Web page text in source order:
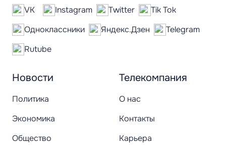
Новости
Политика
Экономика
Общество
Телекомпания
О нас
Контакты
Карьера
VK Instagram Twitter
Tik Tok
Одноклассники
Яндекс.Дзен
Telegram
Rutube